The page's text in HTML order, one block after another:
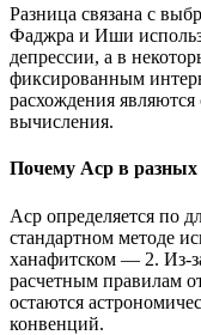
Разница связана с
Фаджра и Иши
депрессии, а в
фиксированным
расхождения
вычисления.
Почему Аср в разных
Аср определяется по
стандартном методе
ханафитском — 2. Из-
расчетным правилам
остаются
конвенций.